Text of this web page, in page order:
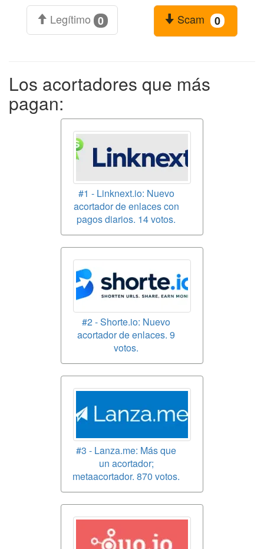
Legítimo 0 Scam 0
Los acortadores que más
pagan:
#1 - Linknext.io: Nuevo
acortador de enlaces con
pagos diarios. 14 votos.
#2 - Shorte.io: Nuevo
acortador de enlaces. 9
votos.
#3 - Lanza.me: Más que
un acortador;
metaacortador. 870 votos.